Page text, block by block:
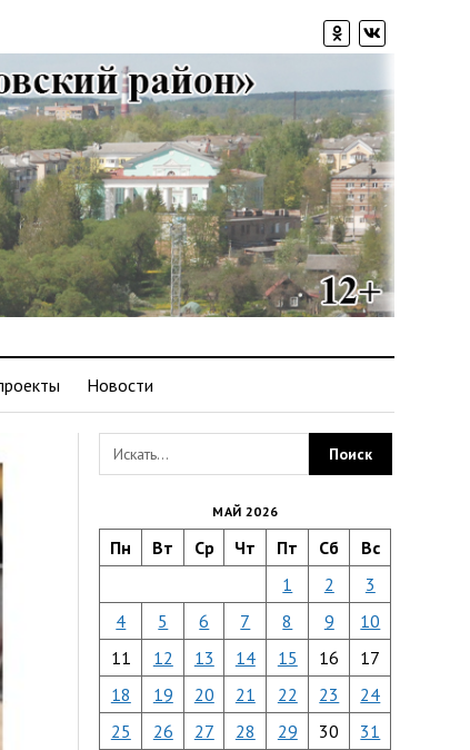
Новости
МАЙ 2026
Пн Вт Ср Чт Пт Сб Вс
1 2
3
4
5 6 7 8 9
10
11
12 13 14 15 16
17
18
19 20 21 22 23
24
25
26 27 28 29 30 31